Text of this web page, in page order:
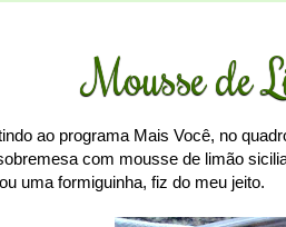
Mousse de
ao programa Mais Você, no
com mousse de limão
uma formiguinha, fiz do meu jeito.